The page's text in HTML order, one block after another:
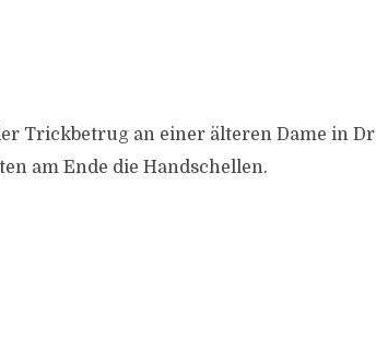
Trickbetrug an einer älteren Dame in
am Ende die Handschellen.